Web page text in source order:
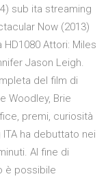
sub ita streaming
Now (2013)
Attori: Miles
Jason Leigh.
del film di
Woodley, Brie
premi, curiosità
ha debuttato nei
Al fine di
è possibile